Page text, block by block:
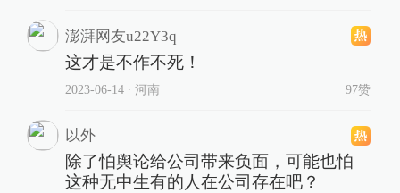
澎湃网友u22Y3q
这才是不作不死！
2023-06-14∙ 河南 97赞
以外
除了怕舆论给公司带来负面，可能也怕
这种无中生有的人在公司存在吧？